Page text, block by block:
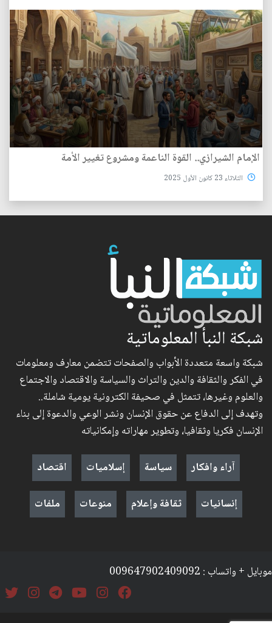
الإمام الشيرازي.. القوة الناعمة ومشروع تغيير الأمة
الثلاثاء 23 كانون الأول 2025
شبكة النبأ المعلوماتية
شبكة واسعة متعددة الأبواب والصفحات تتضمن معارف ومعلومات
في الفكر والثقافة والدين والتراث والسياسة والاقتصاد والاجتماع
والعلوم وغيرها، تتمثل في صحيفة الكترونية يومية شاملة..
وتهدف إلى الدفاع عن حقوق الإنسان ونشر الوعي والدعوة إلى بناء
الإنسان فكريا وثقافيا، وتطوير مهاراته وإمكانياته
آراء وافكار
سياسة إسلاميات
اقتصاد
إنسانيات
ثقافة وإعلام منوعات ملفات
موبايل + واتساب : 009647902409092